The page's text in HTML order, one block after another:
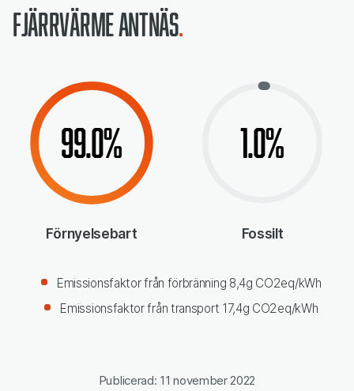
Fjärrvärme Antnäs
Förnyelsebart
99.0%
Fossilt
1.0%
Emissionsfaktor från förbränning 8,4g CO2eq/kWh
Emissionsfaktor från transport 17,4g CO2eq/kWh
Publicerad: 11 november 2022